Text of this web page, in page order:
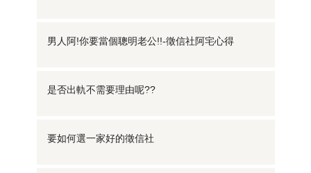
男人阿!你要當個聰明老公!!-徵信社阿宅心得
是否出軌不需要理由呢??
要如何選一家好的徵信社